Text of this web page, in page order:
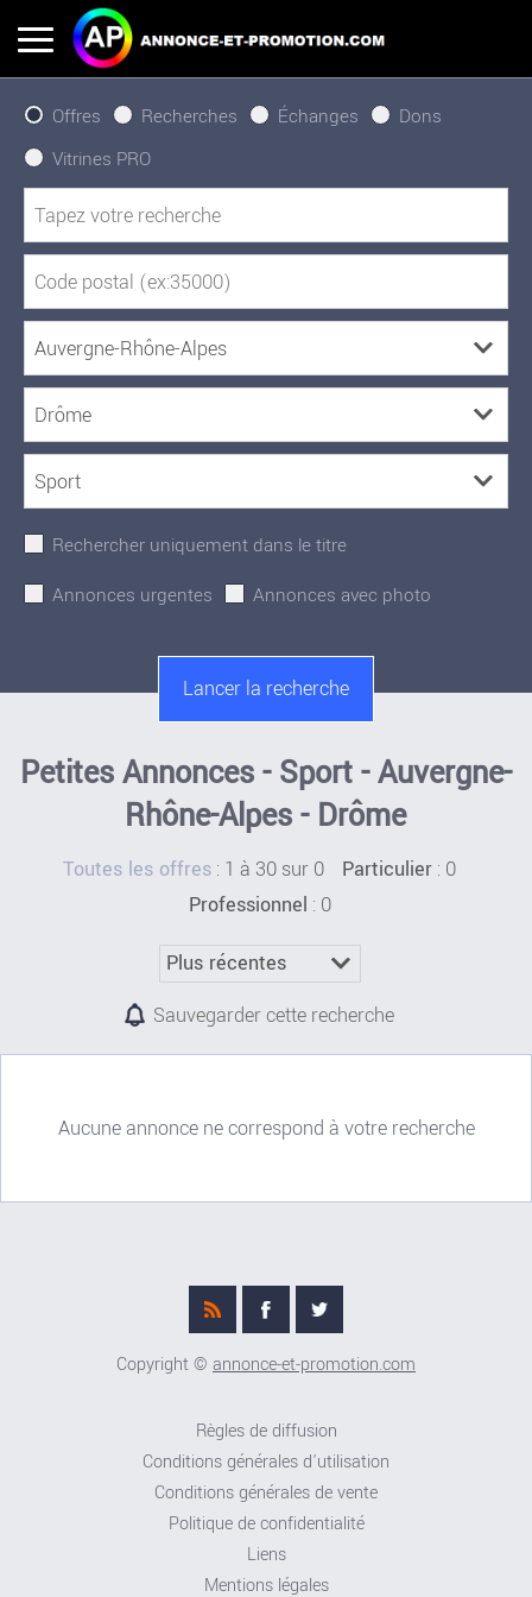
Offres Recherches Échanges
Dons
Vitrines PRO
Rechercher uniquement dans le titre
Annonces urgentes
Annonces avec photo
Petites Annonces - Sport - Auvergne-
Rhône-Alpes - Drôme
Toutes les offres : 1 à 30 sur 0 Particulier : 0
Professionnel : 0
Sauvegarder cette recherche
Aucune annonce ne correspond à votre recherche
Copyright © annonce-et-promotion.com
Règles de diffusion
Conditions générales d'utilisation
Conditions générales de vente
Politique de confidentialité
Liens
Mentions légales